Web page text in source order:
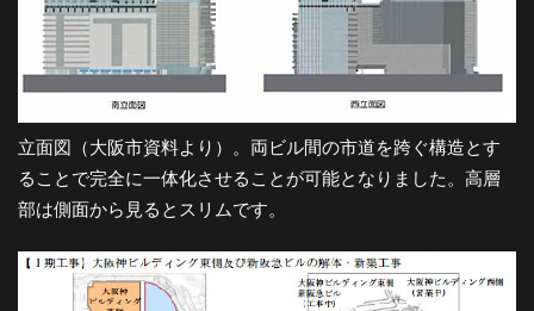
訪-
立面図（大阪市資料より）。両ビル間の市道を跨ぐ構造とす
ることで完全に一体化させることが可能となりました。高層
部は側面から見るとスリムです。